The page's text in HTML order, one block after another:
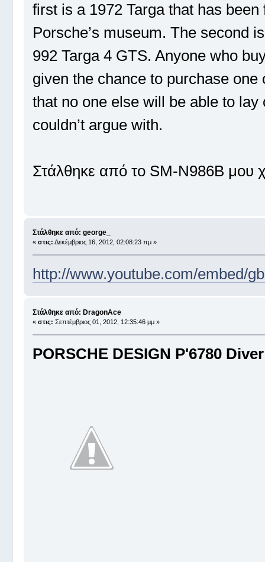
first is a 1972 Targa that has
Porsche’s museum. The second
992 Targa 4 GTS. Anyone who
given the chance to purchase
that no one else will be able to lay
couldn’t argue with.
Στάλθηκε από το SM-N986B μου
Στάλθηκε από: george_
« στις: Δεκέμβριος 16, 2012, 02:08:23 πμ »
http://www.youtube.com/embed/
Στάλθηκε από: DragonAce
« στις: Σεπτέμβριος 01, 2012, 12:35:46 μμ »
PORSCHE DESIGN P'6780